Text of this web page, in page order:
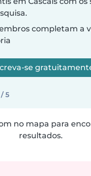
completam a
se
5
no mapa para
resultados.